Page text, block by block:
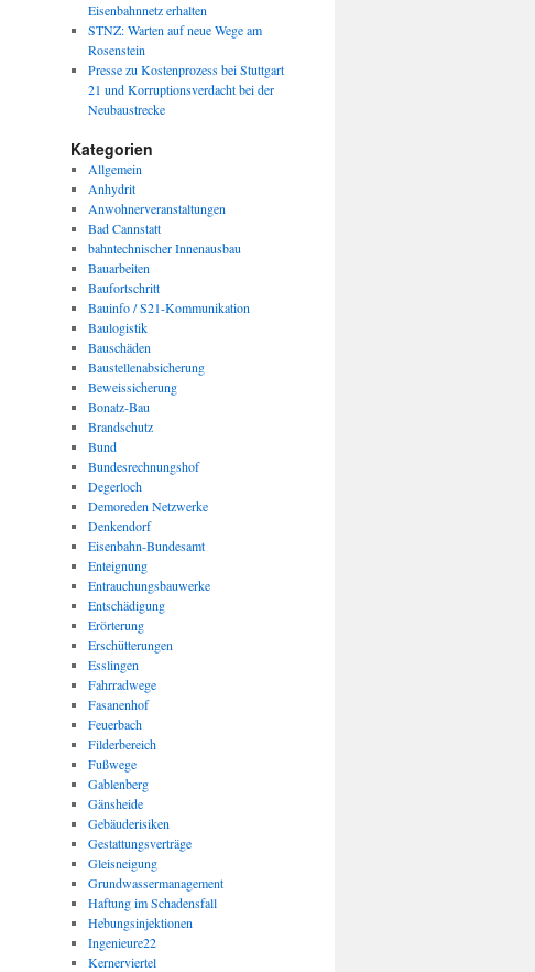
Eisenbahnnetz erhalten
STNZ: Warten auf neue Wege am
Rosenstein
Presse zu Kostenprozess bei Stuttgart
21 und Korruptionsverdacht bei der
Neubaustrecke
Kategorien
Allgemein
Anhydrit
Anwohnerveranstaltungen
Bad Cannstatt
bahntechnischer Innenausbau
Bauarbeiten
Baufortschritt
Bauinfo / S21-Kommunikation
Baulogistik
Bauschäden
Baustellenabsicherung
Beweissicherung
Bonatz-Bau
Brandschutz
Bund
Bundesrechnungshof
Degerloch
Demoreden Netzwerke
Denkendorf
Eisenbahn-Bundesamt
Enteignung
Entrauchungsbauwerke
Entschädigung
Erörterung
Erschütterungen
Esslingen
Fahrradwege
Fasanenhof
Feuerbach
Filderbereich
Fußwege
Gablenberg
Gänsheide
Gebäuderisiken
Gestattungsverträge
Gleisneigung
Grundwassermanagement
Haftung im Schadensfall
Hebungsinjektionen
Ingenieure22
Kernerviertel